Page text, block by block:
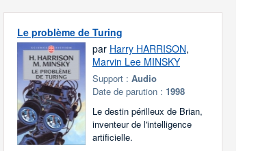
Le problème de Turing
par Harry HARRISON,
Marvin Lee MINSKY
Support : Audio
Date de parution : 1998
Le destin périlleux de Brian,
inventeur de l'intelligence
artificielle.